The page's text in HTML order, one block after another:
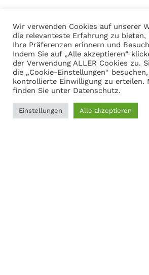
Anmelden
Warenkorb anzeigen
Adresse
Martin Gasch
Wir verwenden Cookies auf unserer
die relevanteste Erfahrung zu
Ihre Präferenzen erinnern und
Indem Sie auf „Alle akzeptieren“
der Verwendung ALLER Cookies zu.
die „Cookie-Einstellungen“
kontrollierte Einwilligung zu erteilen.
finden Sie unter Datenschutz.
Einstellungen Alle akzeptieren